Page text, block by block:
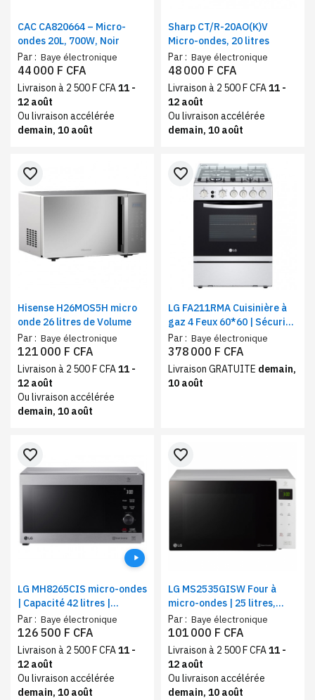
CAC CA820664 – Micro-
ondes 20L, 700W, Noir
Par : Baye électronique
44 000 F CFA
Livraison à 2 500 F CFA11 -
12 août
Ou livraison accélérée
demain, 10 août
Sharp CT/R-20AO(K)V
Micro-ondes, 20 litres
Par : Baye électronique
48 000 F CFA
Livraison à 2 500 F CFA11 -
12 août
Ou livraison accélérée
demain, 10 août
Hisense H26MOS5H micro
onde 26 litres de Volume
Par : Baye électronique
favorite_border
121 000 F CFA
Livraison à 2 500 F CFA11 -
12 août
Ou livraison accélérée
demain, 10 août
LG FA211RMA Cuisinière à
gaz 4 Feux 60*60 | Sécurité
totale | Système de
chauffage combiné
Par : Baye électronique
favorite_border
378 000 F CFA
Livraison GRATUITE demain,
10 août
LG MH8265CIS micro-ondes
| Capacité 42 litres |
couleur silver
Par : Baye électronique
favorite_border
126 500 F CFA
Livraison à 2 500 F CFA11 -
12 août
Ou livraison accélérée
demain, 10 août
LG MS2535GISW Four à
micro-ondes | 25 litres,
Blanc | Gril, écran tactile en
verre | Dual Control
Par : Baye électronique
favorite_border
101 000 F CFA
Livraison à 2 500 F CFA11 -
12 août
Ou livraison accélérée
demain, 10 août